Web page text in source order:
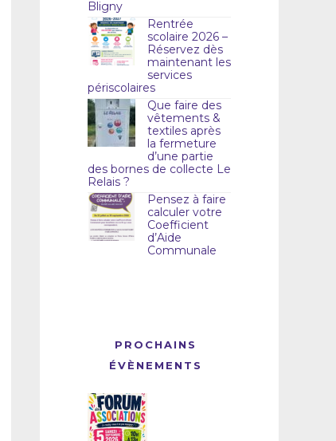
Bligny
Rentrée
scolaire 2026 –
Réservez dès
maintenant les
services
périscolaires
Que faire des
vêtements &
textiles après
la fermeture
d’une partie
des bornes de collecte Le
Relais ?
Pensez à faire
calculer votre
Coefficient
d’Aide
Communale
PROCHAINS
ÉVÈNEMENTS